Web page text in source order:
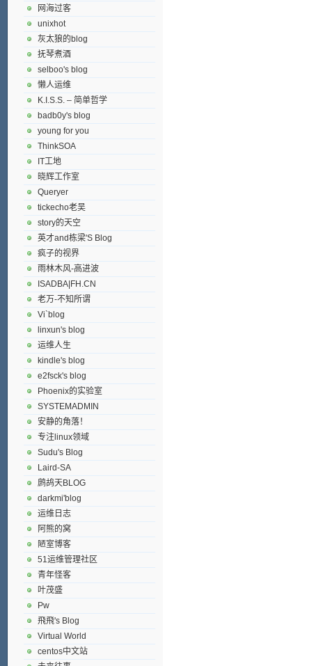
网海过客
unixhot
灰太狼的blog
抚琴煮酒
selboo's blog
懒人运维
K.I.S.S. – 简单哲学
badb0y's blog
young for you
ThinkSOA
IT工地
晓辉工作室
Queryer
tickecho老吴
story的天空
英才and栋梁'S Blog
疯子的视界
雨林木风-高进波
ISADBA|FH.CN
老万-不知所谓
Vi`blog
linxun's blog
运维人生
kindle's blog
e2fsck's blog
Phoenix的实验室
SYSTEMADMIN
安静的角落！
专注linux领域
Sudu's Blog
Laird-SA
鹧鸪天BLOG
darkmi'blog
运维日志
阿熊的窝
陋室博客
51运维管理社区
青年怪客
叶茂盛
Pw
飛飛's Blog
Virtual World
centos中文站